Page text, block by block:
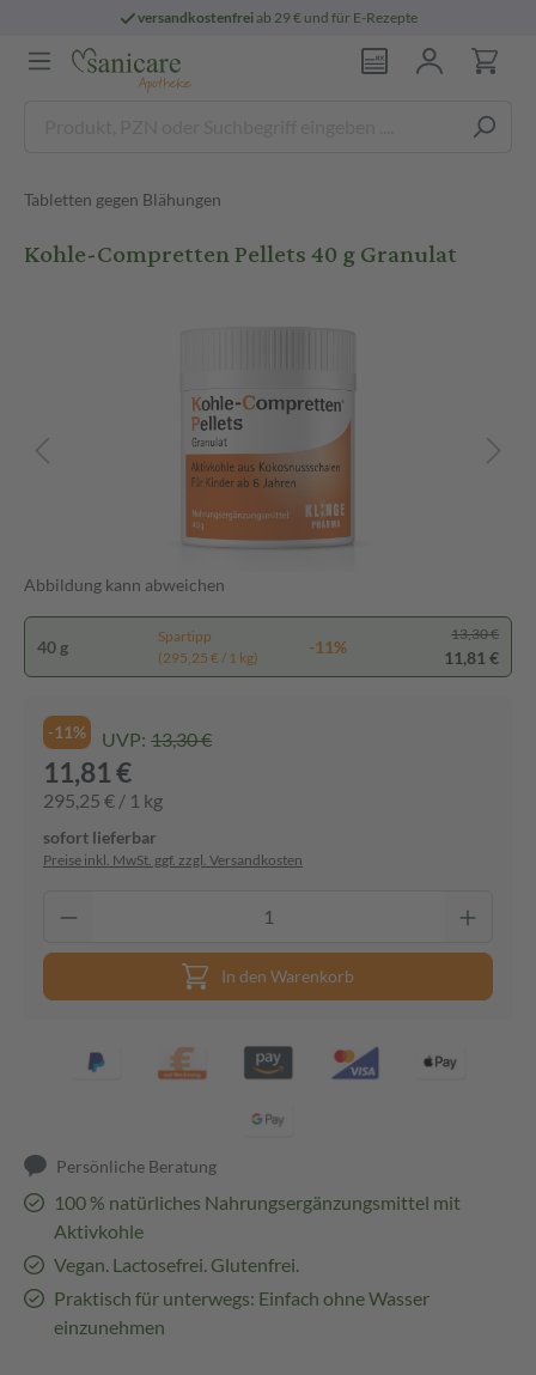
versandkostenfreiab 29 € und für E-Rezepte
Tabletten gegen Blähungen
Kohle-Compretten Pellets 40 g Granulat
Abbildung kann abweichen
40 g
Spartipp
(295,25 € / 1 kg)
-11%
13,30 €
11,81 €
-11% UVP: 13,30 €
11,81 €
295,25 € / 1 kg
sofort lieferbar
Preise inkl. MwSt. ggf. zzgl. Versandkosten
In den Warenkorb
Persönliche Beratung
100 % natürliches Nahrungsergänzungsmittel mit
Aktivkohle
Vegan. Lactosefrei. Glutenfrei.
Praktisch für unterwegs: Einfach ohne Wasser
einzunehmen